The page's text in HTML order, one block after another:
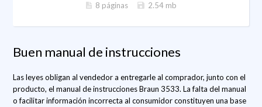
8 páginas 2.54 mb
Buen manual de instrucciones
Las leyes obligan al vendedor a entregarle al comprador, junto con el
producto, el manual de instrucciones Braun 3533. La falta del manual
o facilitar información incorrecta al consumidor constituyen una base